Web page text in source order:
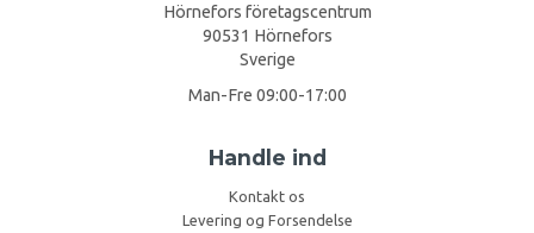
Hörnefors företagscentrum
90531 Hörnefors
Sverige
Man-Fre 09:00-17:00
Handle ind
Kontakt os
Levering og Forsendelse